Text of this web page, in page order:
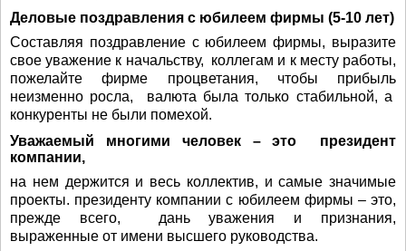
Деловые поздравления с юбилеем фирмы (5-10 лет)
Составляя поздравление с юбилеем фирмы, выразите
свое уважение к начальству, коллегам и к месту работы,
пожелайте фирме процветания, чтобы прибыль
неизменно росла, валюта была только стабильной, а
конкуренты не были помехой.
Уважаемый многими человек – это президент
компании,
на нем держится и весь коллектив, и самые значимые
проекты. президенту компании с юбилеем фирмы – это,
прежде всего, дань уважения и признания,
выраженные от имени высшего руководства.